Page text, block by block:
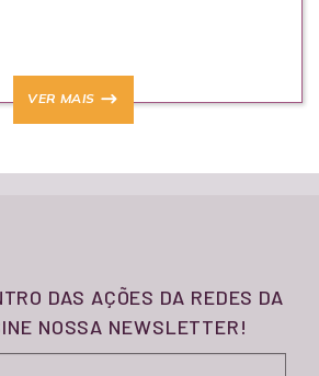
VER MAIS
DAS AÇÕES DA REDES DA
NOSSA NEWSLETTER!